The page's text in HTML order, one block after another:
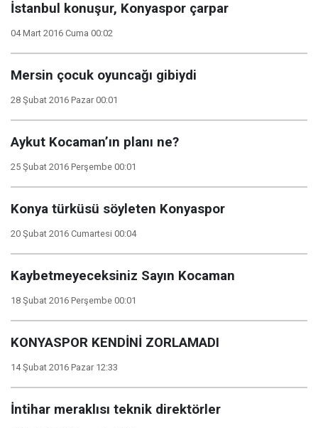
İstanbul konuşur, Konyaspor çarpar
04 Mart 2016 Cuma 00:02
Mersin çocuk oyuncağı gibiydi
28 Şubat 2016 Pazar 00:01
Aykut Kocaman’ın planı ne?
25 Şubat 2016 Perşembe 00:01
Konya türküsü söyleten Konyaspor
20 Şubat 2016 Cumartesi 00:04
Kaybetmeyeceksiniz Sayın Kocaman
18 Şubat 2016 Perşembe 00:01
KONYASPOR KENDİNİ ZORLAMADI
14 Şubat 2016 Pazar 12:33
İntihar meraklısı teknik direktörler